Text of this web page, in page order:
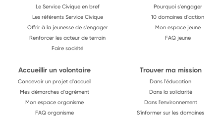
Le Service Civique en bref
Les référents Service Civique
Offrir à la jeunesse de s'engager
Renforcer les acteur de terrain
Faire société
Pourquoi s'engager
10 domaines d'action
Mon espace jeune
FAQ jeune
Accueillir un volontaire
Concevoir un projet d'accueil
Mes démarches d'agrément
Mon espace organisme
FAQ organisme
Trouver ma mission
Dans l'éducation
Dans la solidarité
Dans l'environnement
S'informer sur les domaines